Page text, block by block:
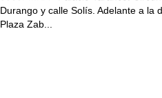
Durango y calle Solís. Adelante a la
Plaza Zab...